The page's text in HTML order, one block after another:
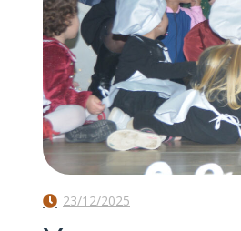
23/12/2025